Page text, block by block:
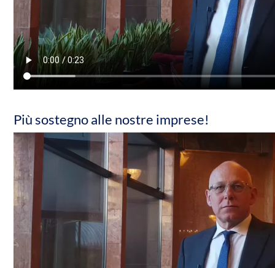
Più sostegno alle nostre imprese!